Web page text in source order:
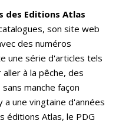
des Editions Atlas
son site web
des numéros
une série d'articles tels
à la pêche, des
manche façon
a une vingtaine d'années
éditions Atlas, le PDG